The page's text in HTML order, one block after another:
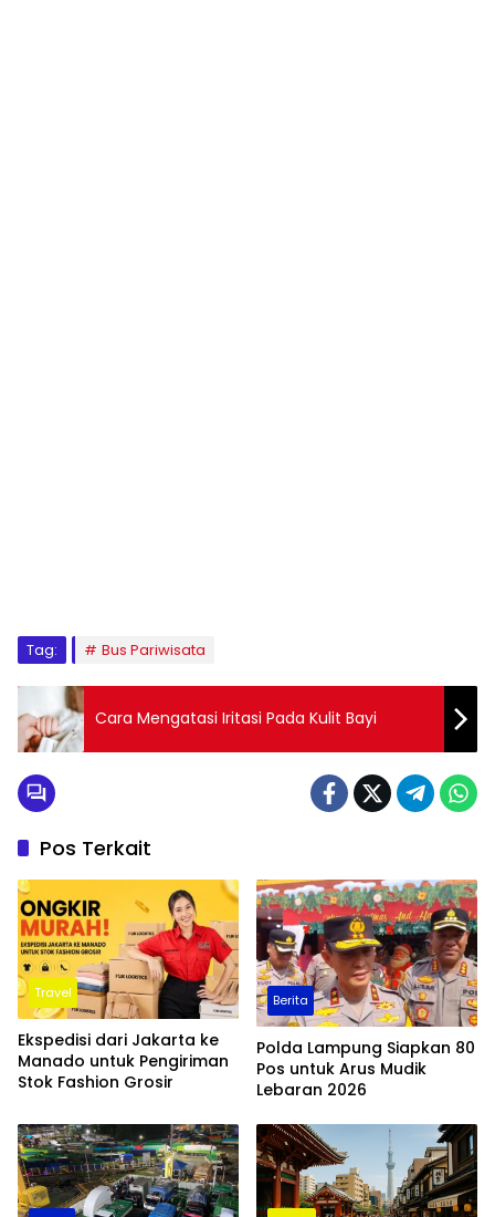
Tag: Bus Pariwisata
Cara Mengatasi Iritasi Pada Kulit Bayi
Pos Terkait
Travel
Ekspedisi dari Jakarta ke
Manado untuk Pengiriman
Stok Fashion Grosir
Berita
Polda Lampung Siapkan 80
Pos untuk Arus Mudik
Lebaran 2026